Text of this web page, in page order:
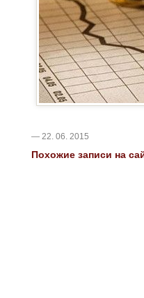
— 22. 06. 2015
Похожие записи на